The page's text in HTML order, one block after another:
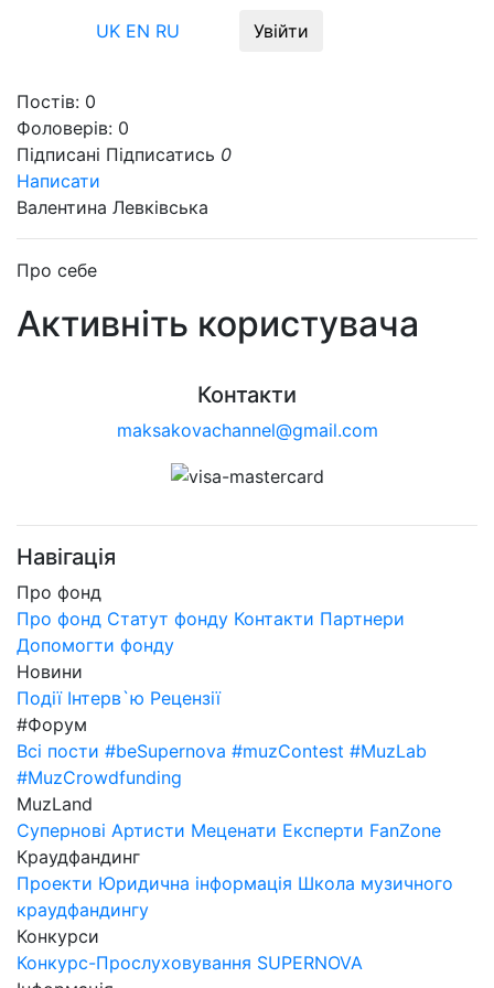
UK EN RU Увійти
Постів: 0
Фоловерів: 0
Підписані Підписатись 0
Написати
Валентина Левківська
Про себе
Активніть користувача
Контакти
maksakovachannel@gmail.com
Навігація
Про фонд
Про фонд Статут фонду Контакти Партнери
Допомогти фонду
Новини
Події Інтерв`ю Рецензії
#Форум
Всі пости #beSupernova #muzContest #MuzLab
#MuzCrowdfunding
MuzLand
Супернові Артисти Меценати Експерти FanZone
Краудфандинг
Проекти Юридична інформація Школа музичного
краудфандингу
Конкурси
Конкурс-Прослуховування SUPERNOVA